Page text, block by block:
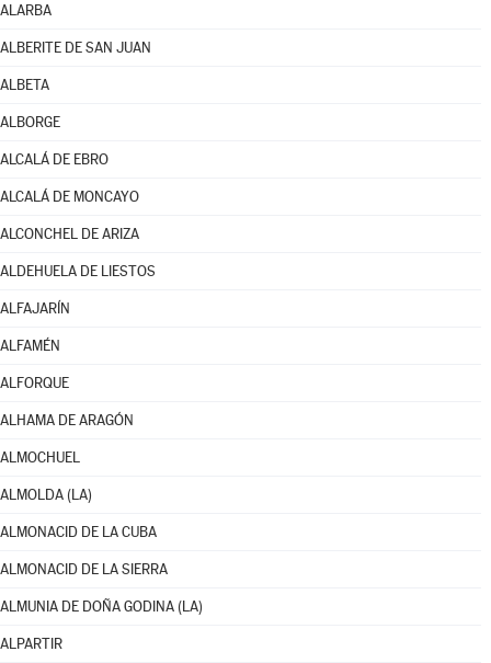
ALARBA
ALBERITE DE SAN JUAN
ALBETA
ALBORGE
ALCALÁ DE EBRO
ALCALÁ DE MONCAYO
ALCONCHEL DE ARIZA
ALDEHUELA DE LIESTOS
ALFAJARÍN
ALFAMÉN
ALFORQUE
ALHAMA DE ARAGÓN
ALMOCHUEL
ALMOLDA (LA)
ALMONACID DE LA CUBA
ALMONACID DE LA SIERRA
ALMUNIA DE DOÑA GODINA (LA)
ALPARTIR